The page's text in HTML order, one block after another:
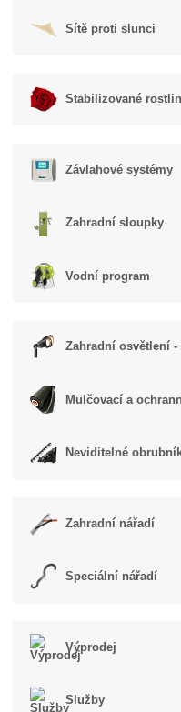
Sítě proti slunci
Stabilizované
Závlahové systémy
Zahradní sloupky
Vodní program
Zahradní osvětlení -
Mulčovací a
Neviditelné
Zahradní nářadí
Speciální nářadí
Výprodej
Služby